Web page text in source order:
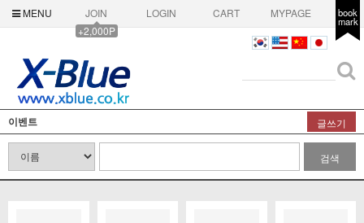
MENU
JOIN
+2,000P
LOGIN CART MYPAGE book
mark
이벤트 글쓰기
검색